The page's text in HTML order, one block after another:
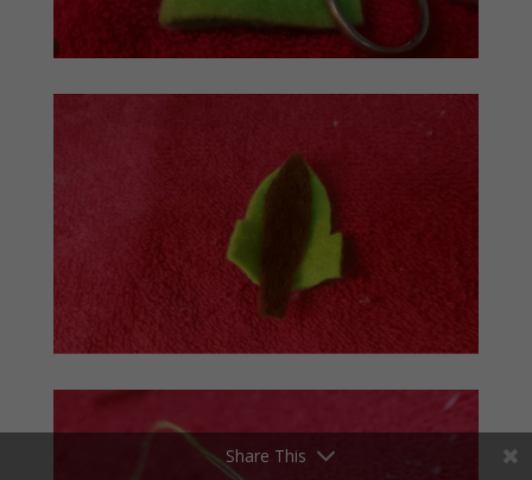
Share This